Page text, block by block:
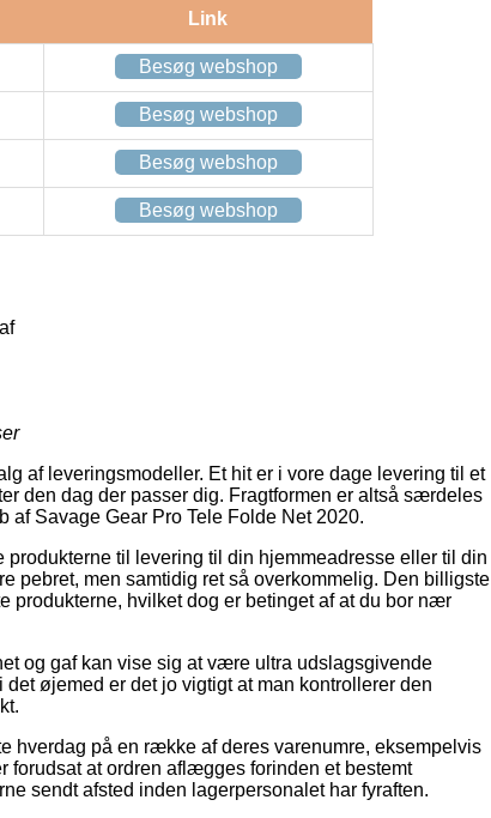
Link
Besøg webshop
Besøg webshop
Besøg webshop
Besøg webshop
af leveringsmodeller. Et hit er i vore dage levering til et
den dag der passer dig. Fragtformen er altså særdeles
af Savage Gear Pro Tele Folde Net 2020.
til levering til din hjemmeadresse eller til din
pebret, men samtidig ret så overkommelig. Den billigste
hvilket dog er betinget af at du bor nær
og gaf kan vise sig at være ultra udslagsgivende
øjemed er det jo vigtigt at man kontrollerer den
hverdag på en række af deres varenumre, eksempelvis
forudsat at ordren aflægges forinden et bestemt
sendt afsted inden lagerpersonalet har fyraften.